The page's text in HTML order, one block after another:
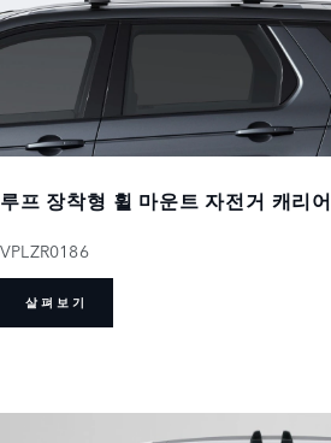
루프 장착형 휠 마운트 자전거 캐리어
VPLZR0186
살펴보기